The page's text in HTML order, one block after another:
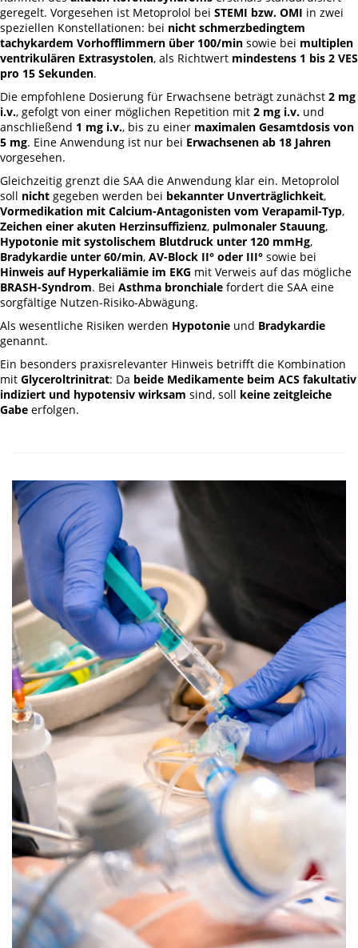
geregelt. Vorgesehen ist Metoprolol bei STEMI bzw. OMI in zwei
speziellen Konstellationen: bei nicht schmerzbedingtem
tachykardem Vorhofflimmern über 100/min sowie bei multiplen
ventrikulären Extrasystolen, als Richtwert mindestens 1 bis 2 VES
pro 15 Sekunden.
Die empfohlene Dosierung für Erwachsene beträgt zunächst 2 mg
i.v., gefolgt von einer möglichen Repetition mit 2 mg i.v. und
anschließend 1 mg i.v., bis zu einer maximalen Gesamtdosis von
5 mg. Eine Anwendung ist nur bei Erwachsenen ab 18 Jahren
vorgesehen.
Gleichzeitig grenzt die SAA die Anwendung klar ein. Metoprolol
soll nicht gegeben werden bei bekannter Unverträglichkeit,
Vormedikation mit Calcium-Antagonisten vom Verapamil-Typ,
Zeichen einer akuten Herzinsuffizienz, pulmonaler Stauung,
Hypotonie mit systolischem Blutdruck unter 120 mmHg,
Bradykardie unter 60/min, AV-Block II° oder III° sowie bei
Hinweis auf Hyperkaliämie im EKG mit Verweis auf das mögliche
BRASH-Syndrom. Bei Asthma bronchiale fordert die SAA eine
sorgfältige Nutzen-Risiko-Abwägung.
Als wesentliche Risiken werden Hypotonie und Bradykardie
genannt.
Ein besonders praxisrelevanter Hinweis betrifft die Kombination
mit Glyceroltrinitrat: Da beide Medikamente beim ACS fakultativ
indiziert und hypotensiv wirksam sind, soll keine zeitgleiche
Gabe erfolgen.